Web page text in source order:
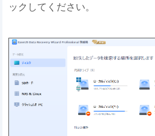
ックしてください。